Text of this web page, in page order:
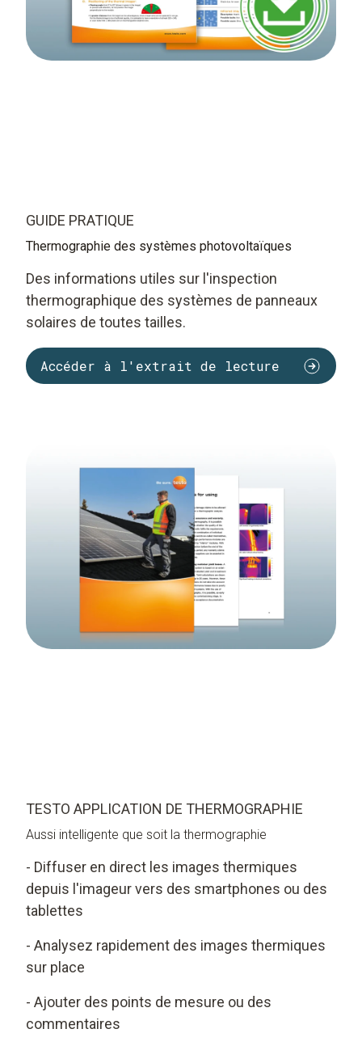
GUIDE PRATIQUE
Thermographie des systèmes photovoltaïques
Des informations utiles sur l'inspection
thermographique des systèmes de panneaux
solaires de toutes tailles.
Accéder à l'extrait de lecture
TESTO APPLICATION DE THERMOGRAPHIE
Aussi intelligente que soit la thermographie
- Diffuser en direct les images thermiques
depuis l'imageur vers des smartphones ou des
tablettes
- Analysez rapidement des images thermiques
sur place
- Ajouter des points de mesure ou des
commentaires